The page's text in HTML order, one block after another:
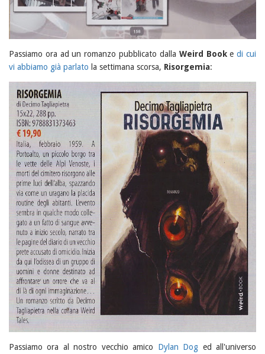
Passiamo ora ad un romanzo pubblicato dalla Weird Bookedi cui
vi abbiamo già parlato la settimana scorsa, Risorgemia:
Passiamo ora al nostro vecchio amico Dylan Dog ed all'universo